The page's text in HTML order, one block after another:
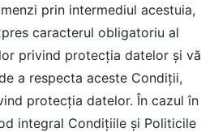
prin intermediul acestuia,
caracterul obligatoriu al
privind protecţia datelor şi vă
a respecta aceste Condiţii,
protecţia datelor. În cazul în
integral Condițiile și Politicile